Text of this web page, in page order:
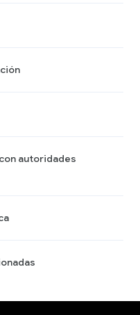
autoridades